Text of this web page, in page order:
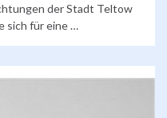
der Stadt Teltow
sich für eine …